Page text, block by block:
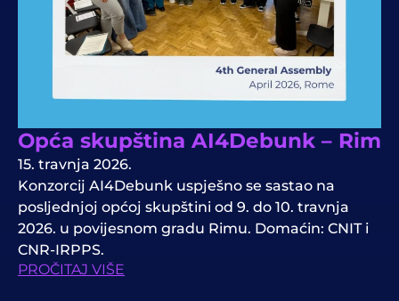
Opća skupština AI4Debunk – Rim
15. travnja 2026.
Konzorcij AI4Debunk uspješno se sastao na
posljednjoj općoj skupštini od 9. do 10. travnja
2026. u povijesnom gradu Rimu. Domaćin: CNIT i
CNR-IRPPS.
PROČITAJ VIŠE